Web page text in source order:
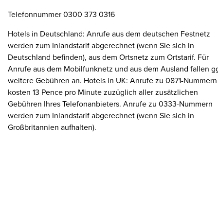
Telefonnummer 0300 373 0316
Hotels in Deutschland: Anrufe aus dem deutschen Festnetz
werden zum Inlandstarif abgerechnet (wenn Sie sich in
Deutschland befinden), aus dem Ortsnetz zum Ortstarif. Für
Anrufe aus dem Mobilfunknetz und aus dem Ausland fallen
weitere Gebühren an. Hotels in UK: Anrufe zu 0871-Nummern
kosten 13 Pence pro Minute zuzüglich aller zusätzlichen
Gebühren Ihres Telefonanbieters. Anrufe zu 0333-Nummern
werden zum Inlandstarif abgerechnet (wenn Sie sich in
Großbritannien aufhalten).